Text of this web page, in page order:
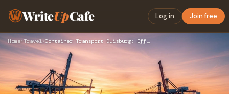
WriteUpCafe Log in Join free
Home›Travel› Container Transport Duisburg: Effektive Logistik im Herzen E…